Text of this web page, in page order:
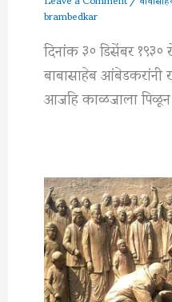
brambedkar
दिनांक ३० डिसेंबर
बाबासाहेब आंबेडकरांनी
आजहि काळजाला